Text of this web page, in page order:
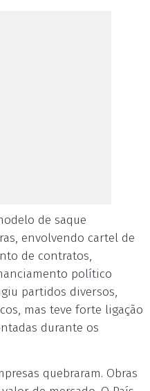
de saque
envolvendo cartel de
de contratos,
político
partidos diversos,
mas teve forte ligação
durante os
quebraram. Obras